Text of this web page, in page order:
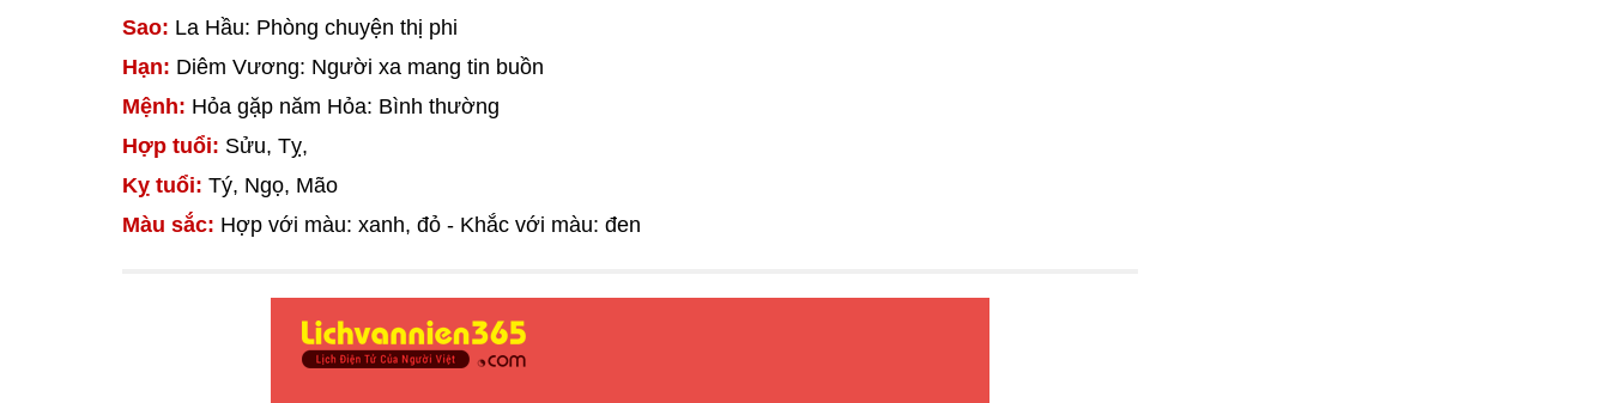
Sao: La Hầu: Phòng chuyện thị phi
Hạn: Diêm Vương: Người xa mang tin buồn
Mệnh: Hỏa gặp năm Hỏa: Bình thường
Hợp tuổi: Sửu, Tỵ,
Kỵ tuổi: Tý, Ngọ, Mão
Màu sắc: Hợp với màu: xanh, đỏ - Khắc với màu: đen